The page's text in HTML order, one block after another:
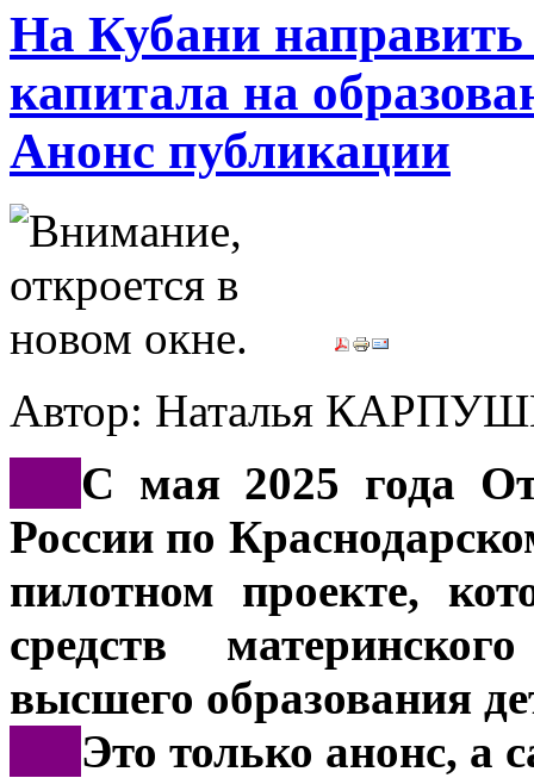
На Кубани направить
капитала на
Анонс публикации
Автор: Наталья
С мая 2025 года
России по
пилотном проекте,
средств
высшего образования
Это только анонс, а